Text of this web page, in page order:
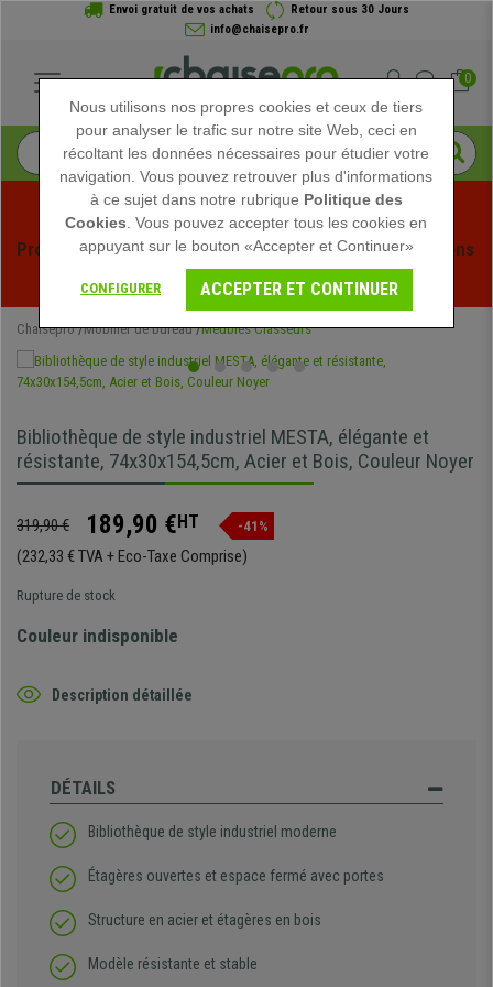
Envoi gratuit de vos achats
Retour sous 30 Jours
info@chaisepro.fr
0
Profitez des soldes d'été chez Chaisepro ! Des réductions
exclusives pour une durée limitée - Voir l'offre
Chaisepro Mobilier de bureau Meubles Classeurs
Bibliothèque de style industriel MESTA, élégante et
résistante, 74x30x154,5cm, Acier et Bois, Couleur Noyer
319,90 € 189,90 €HT -41%
(232,33 € TVA + Eco-Taxe Comprise)
Rupture de stock
Couleur indisponible
Description détaillée
DÉTAILS
Bibliothèque de style industriel moderne
Étagères ouvertes et espace fermé avec portes
Structure en acier et étagères en bois
Modèle résistante et stable
Nous utilisons nos propres cookies et ceux de tiers
pour analyser le trafic sur notre site Web, ceci en
récoltant les données nécessaires pour étudier votre
navigation. Vous pouvez retrouver plus d'informations
à ce sujet dans notre rubrique Politique des
Cookies . Vous pouvez accepter tous les cookies en
appuyant sur le bouton «Accepter et Continuer»
CONFIGURER ACCEPTER ET CONTINUER